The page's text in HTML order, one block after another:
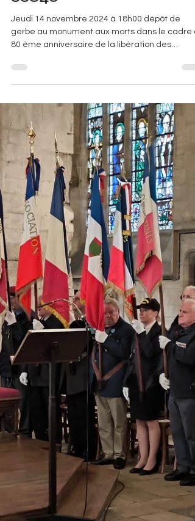
Granges/Aumontzey
88640
Jeudi 14 novembre 2024 à 18h00 dépôt de
gerbe au monument aux morts dans le cadre
80 ème anniversaire de la libération des
communes de Granges-sur-Vologne 88640
libérée le 14 novembre 1944 par le 143 ème
R.iUS après avoir subi plusieurs destructions : le
pont principal et les usines Walter et Ancel et
Aumontzey 88640 .